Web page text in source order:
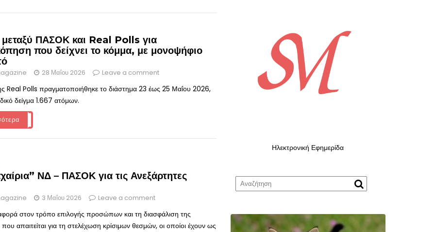
ΠΑΣΟΚ και Real Polls για
που δείχνει το κόμμα, με μονοψήφιο
28 Μαΐου 2026 Leave a comment
Real Polls πραγματοποιήθηκε το διάστημα 23 έως 25 Μαΐου 2026,
δείγμα 1.667 ατόμων.
ΝΔ – ΠΑΣΟΚ για τις Ανεξάρτητες
3 Μαΐου 2026 Leave a comment
στον τρόπο επιλογής προσώπων και τη διασφάλιση της
απαιτείται για τη στελέχωση κρίσιμων θεσμών, οι οποίοι έχουν ως
Ηλεκτρονική Εφημερίδα